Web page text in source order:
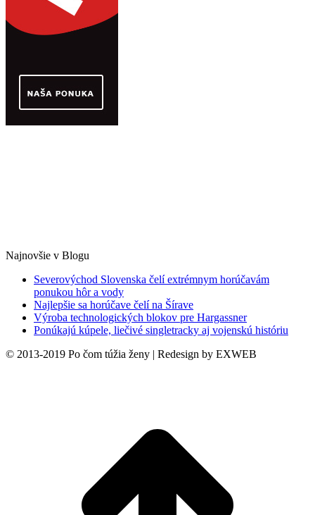
Najnovšie v Blogu
Severovýchod Slovenska čelí extrémnym horúčavám
ponukou hôr a vody
Najlepšie sa horúčave čelí na Šírave
Výroba technologických blokov pre Hargassner
Ponúkajú kúpele, liečivé singletracky aj vojenskú históriu
© 2013-2019 Po čom túžia ženy | Redesign by EXWEB